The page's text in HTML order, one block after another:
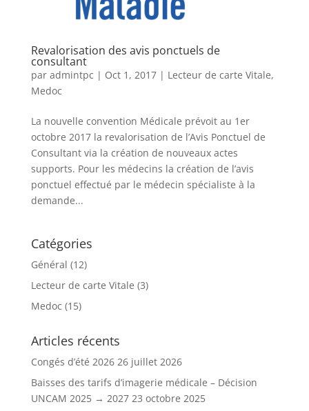
Revalorisation des avis ponctuels de
consultant
par admintpc | Oct 1, 2017| Lecteur de carte Vitale,
Medoc
La nouvelle convention Médicale prévoit au 1er
octobre 2017 la revalorisation de l’Avis Ponctuel de
Consultant via la création de nouveaux actes
supports. Pour les médecins la création de l’avis
ponctuel effectué par le médecin spécialiste à la
demande...
Catégories
Général (12)
Lecteur de carte Vitale (3)
Medoc (15)
Articles récents
Congés d’été 2026 26 juillet 2026
Baisses des tarifs d’imagerie médicale – Décision
UNCAM 2025 → 2027 23 octobre 2025